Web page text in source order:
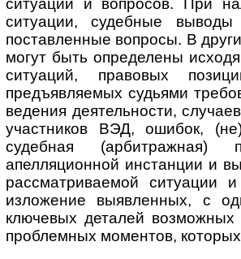
ситуации и вопросов. При
ситуации, судебные
поставленные вопросы. В
могут быть определены
ситуаций, правовых
предъявляемых судьями
ведения деятельности,
участников ВЭД, ошибок,
судебная (арбитражная)
апелляционной инстанции и
рассматриваемой ситуации
изложение выявленных, с
ключевых деталей
проблемных моментов, которых